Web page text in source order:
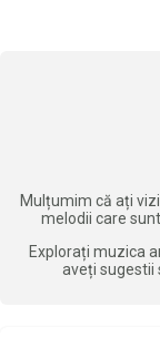
Mulțumim că ați
melodii care
Explorați muzica
aveți sugestii